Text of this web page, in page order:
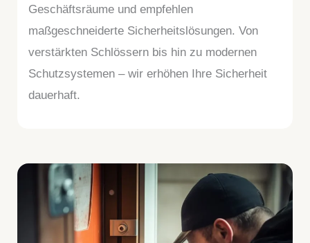
Geschäftsräume und empfehlen
maßgeschneiderte Sicherheitslösungen. Von
verstärkten Schlössern bis hin zu modernen
Schutzsystemen – wir erhöhen Ihre Sicherheit
dauerhaft.